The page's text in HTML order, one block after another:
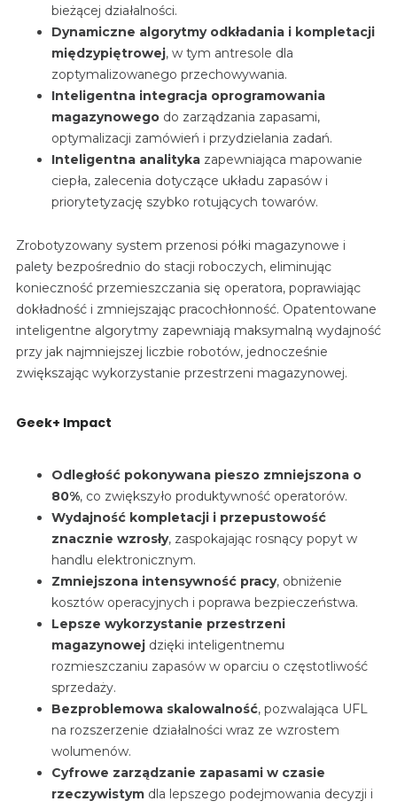
bieżącej działalności.
Dynamiczne algorytmy odkładania i kompletacji
międzypiętrowej, w tym antresole dla
zoptymalizowanego przechowywania.
Inteligentna integracja oprogramowania
magazynowego do zarządzania zapasami,
optymalizacji zamówień i przydzielania zadań.
Inteligentna analityka zapewniająca mapowanie
ciepła, zalecenia dotyczące układu zapasów i
priorytetyzację szybko rotujących towarów.
Zrobotyzowany system przenosi półki magazynowe i
palety bezpośrednio do stacji roboczych, eliminując
konieczność przemieszczania się operatora, poprawiając
dokładność i zmniejszając pracochłonność. Opatentowane
inteligentne algorytmy zapewniają maksymalną wydajność
przy jak najmniejszej liczbie robotów, jednocześnie
zwiększając wykorzystanie przestrzeni magazynowej.
Geek+ Impact
Odległość pokonywana pieszo zmniejszona o
80%, co zwiększyło produktywność operatorów.
Wydajność kompletacji i przepustowość
znacznie wzrosły, zaspokajając rosnący popyt w
handlu elektronicznym.
Zmniejszona intensywność pracy, obniżenie
kosztów operacyjnych i poprawa bezpieczeństwa.
Lepsze wykorzystanie przestrzeni
magazynowej dzięki inteligentnemu
rozmieszczaniu zapasów w oparciu o częstotliwość
sprzedaży.
Bezproblemowa skalowalność, pozwalająca UFL
na rozszerzenie działalności wraz ze wzrostem
wolumenów.
Cyfrowe zarządzanie zapasami w czasie
rzeczywistym dla lepszego podejmowania decyzji i